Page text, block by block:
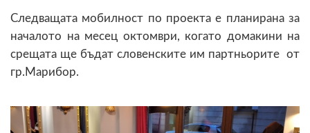
Следващата мобилност по проекта е планирана за
началото на месец октомври, когато домакини на
срещата ще бъдат словенските им партньорите от
гр.Марибор.